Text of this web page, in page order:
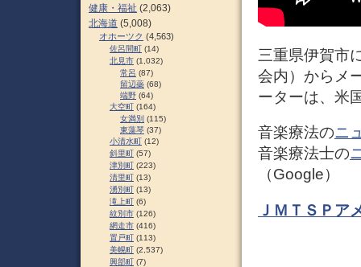
三重県伊賀市
会内）からメ
ーターは、米
音楽療法のニ
音楽療法士の
（Google）
ＪＭＴＳＰア
健康・福祉 (2,063)
北海道 (5,008)
オホーツク (4,563)
佐呂間町 (14)
北見市 (1,032)
常呂 (87)
留辺蘂 (68)
端野 (64)
大空町 (164)
女満別 (115)
東藻琴 (37)
小清水町 (12)
斜里町 (57)
津別町 (223)
清里町 (13)
湧別町 (13)
滝上町 (6)
紋別市 (126)
網走市 (416)
置戸町 (113)
美幌町 (2,537)
興部町 (7)